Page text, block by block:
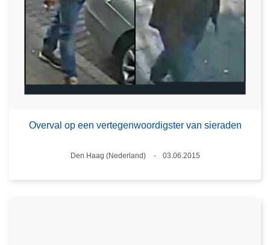
Overval op een vertegenwoordigster van sieraden
Plaats
Den Haag (Nederland)
03.06.2015